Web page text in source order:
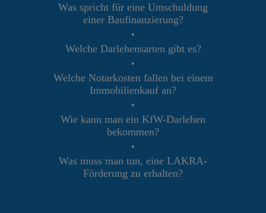
Was spricht für eine Umschuldung
einer Baufinanzierung?
•
Welche Darlehensarten gibt es?
•
Welche Notarkosten fallen bei einem
Immobilienkauf an?
•
Wie kann man ein KfW-Darlehen
bekommen?
•
Was muss man tun, eine LAKRA-
Förderung zu erhalten?